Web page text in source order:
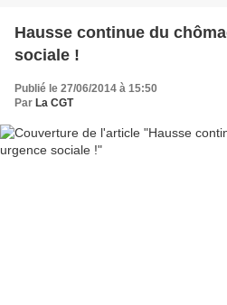
Hausse continue du
sociale !
Publié le 27/06/2014 à 15:50
Par La CGT